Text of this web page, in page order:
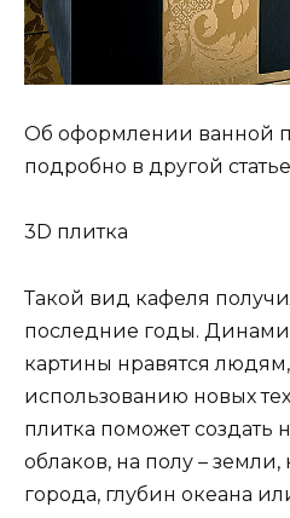
Об оформлении ванной
подробно в другой
3D плитка
Такой вид кафеля
последние годы.
картины нравятся
использованию новых
плитка поможет создать
облаков, на полу – земли,
города, глубин океана